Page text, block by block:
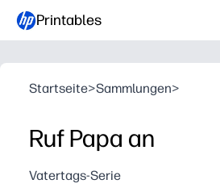
Printables
Startseite>Sammlungen>
Ruf Papa an
Vatertags-Serie